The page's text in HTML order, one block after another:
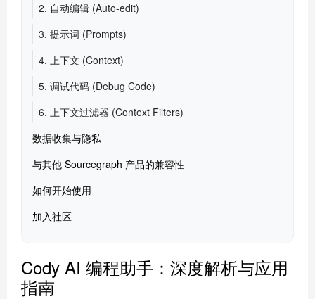
2. 自动编辑 (Auto-edit)
3. 提示词 (Prompts)
4. 上下文 (Context)
5. 调试代码 (Debug Code)
6. 上下文过滤器 (Context Filters)
数据收集与隐私
与其他 Sourcegraph 产品的兼容性
如何开始使用
加入社区
Cody AI 编程助手：深度解析与应用
指南